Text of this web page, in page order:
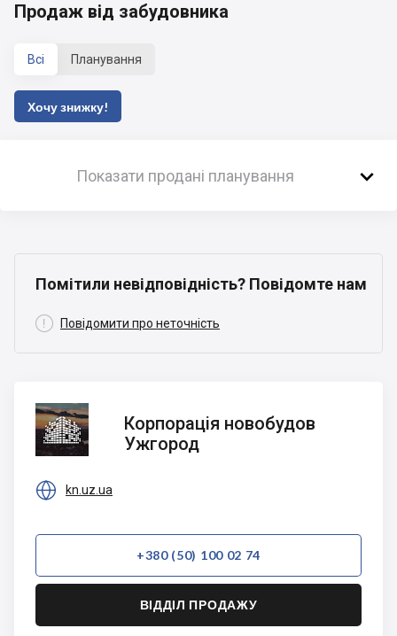
Продаж від забудовника
Всі Планування
Хочу знижку!
Показати продані планування 
Помітили невідповідність? Повідомте нам
 Повідомити про неточність
Корпорація
новобудов
Ужгород
Корпорація новобудов
Ужгород
 kn.uz.ua
+380 (50) 100 02 74
ВІДДІЛ ПРОДАЖУ